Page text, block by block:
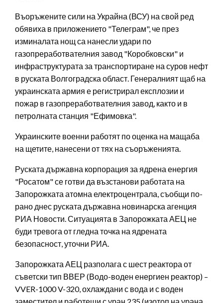
Въоръжените сили на Украйна (ВСУ) на свой ред
обявиха в приложението "Телеграм", че през
изминалата нощ са нанесли удари по
газопреработвателния завод "Коробковски" и
инфраструктурата за транспортиране на суров нефт
в руската Волгоградска област. Генералният щаб на
украинската армия е регистрирал експлозии и
пожар в газопреработвателния завод, както и в
петролната станция "Ефимовка".
Украинските военни работят по оценка на мащаба
на щетите, нанесени от тях на съоръженията.
Руската държавна корпорация за ядрена енергия
"Росатом" се готви да възстанови работата на
Запорожката атомна електроцентрала, съобщи по-
рано днес руската държавна новинарска агенция
РИА Новости. Ситуацията в Запорожката АЕЦ не
буди тревога от гледна точка на ядрената
безопасност, уточни РИА.
Запорожката АЕЦ разполага с шест реактора от
съветски тип ВВЕР (Водо-воден енергиен реактор) –
VVER-1000 V-320, охлаждани с вода и с воден